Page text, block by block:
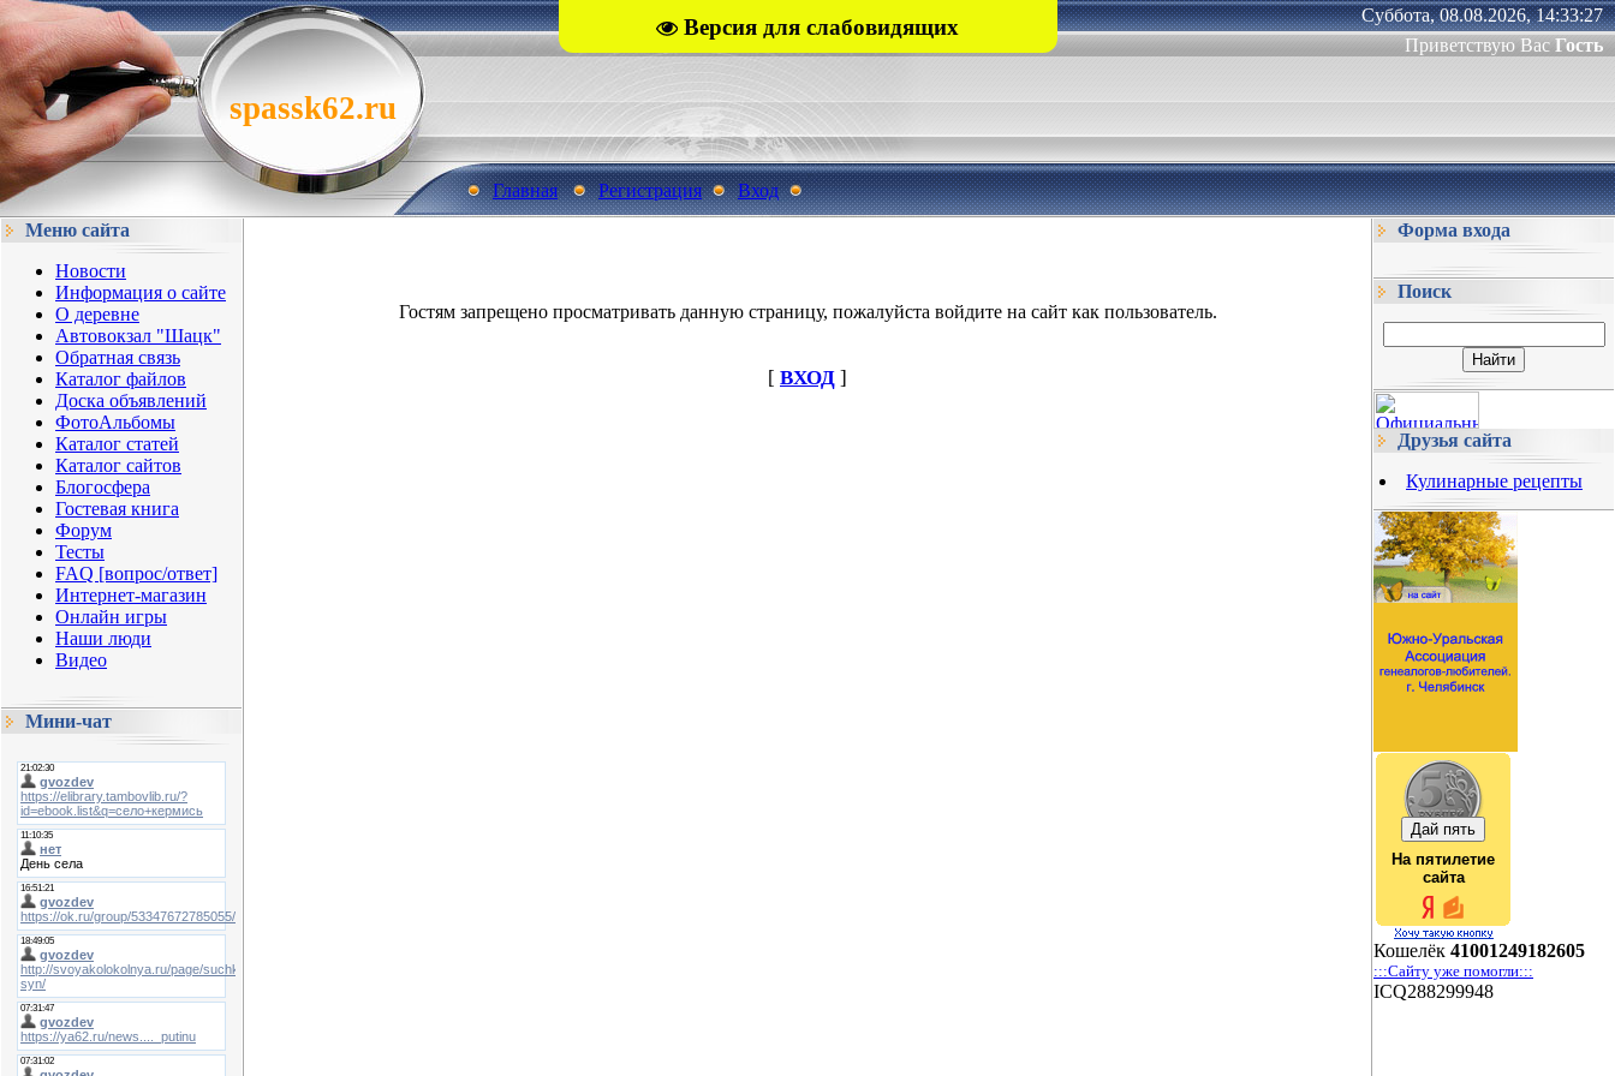
Версия для слабовидящих
spassk62.ru
Суббота, 08.08.2026, 14:33:27
Приветствую Вас Гость
Главная Регистрация
Вход
Меню сайта
Новости
Информация о сайте
О деревне
Автовокзал "Шацк"
Обратная связь
Каталог файлов
Доска объявлений
ФотоАльбомы
Каталог статей
Каталог сайтов
Блогосфера
Гостевая книга
Форум
Тесты
FAQ [вопрос/ответ]
Интернет-магазин
Онлайн игры
Наши люди
Видео
Мини-чат
Гостям запрещено просматривать данную страницу, пожалуйста войдите на сайт как пользователь.
[ ВХОД ]
Форма входа
Поиск
Друзья сайта
Кулинарные рецепты
На пятилетие
сайта
Кошелёк 41001249182605
:::Сайту уже помогли:::
ICQ288299948